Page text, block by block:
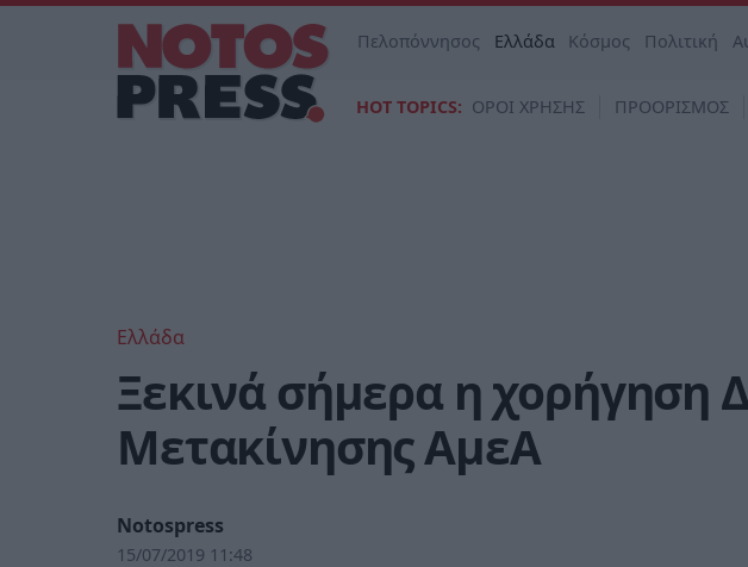
Πελοπόννησος Ελλάδα Κόσμος Πολιτική
HOT TOPICS: ΟΡΟΙ ΧΡΗΣΗΣ ΠΡΟΟΡΙΣΜΟΣ
Ελλάδα
Ξεκινά σήμερα η χορήγηση
Μετακίνησης ΑμεΑ
Notospress
15/07/2019 11:48